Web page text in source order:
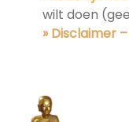
wilt doen
» Disclaimer